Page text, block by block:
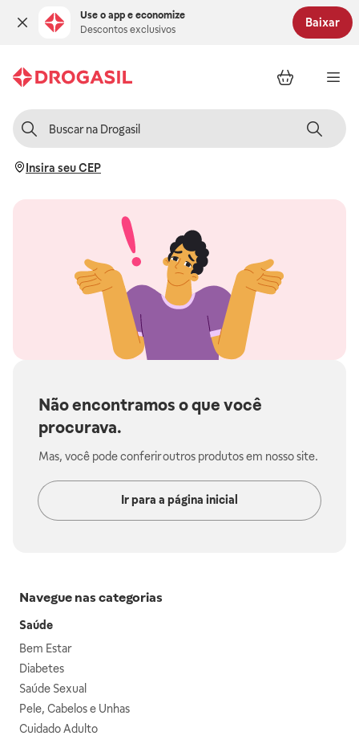
Use o app e economize
Descontos exclusivos
Baixar
Insira seu CEP
Não encontramos o que você
procurava.
Mas, você pode conferir outros produtos em nosso site.
Ir para a página inicial
Navegue nas categorias
Saúde
Bem Estar
Diabetes
Saúde Sexual
Pele, Cabelos e Unhas
Cuidado Adulto